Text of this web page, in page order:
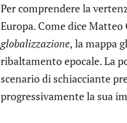
Per comprendere la
Europa. Come dice
globalizzazione, la mappa
ribaltamento epocale. La
scenario di schiacciante
progressivamente la sua